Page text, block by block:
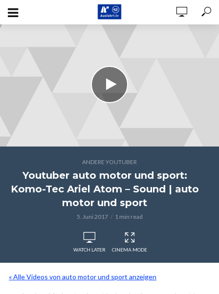
ANDERE YOUTUBER
Youtuber auto motor und sport:
Komo-Tec Ariel Atom – Sound | auto
motor und sport
5. Juni 2017 1 min read
WATCH LATER CINEMA MODE
« Alle Videos von auto motor und sport anzeigen